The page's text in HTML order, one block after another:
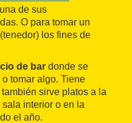
de sus
O para tomar un
(tenedor) los fines de
de bar donde se
tomar algo. Tiene
sirve platos a la
interior o en la
el año.